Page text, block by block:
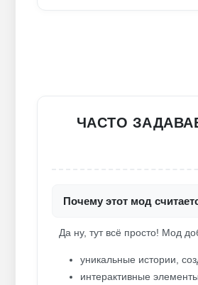
ЧАСТО
Почему этот мод
Да ну, тут всё просто! Мод
уникальные истории,
интерактивные